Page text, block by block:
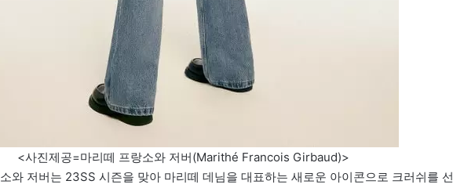
<사진제공=마리떼 프랑소와 저버(Marithé Francois Girbaud)>
와 저버는 23SS 시즌을 맞아 마리떼 데님을 대표하는 새로운 아이콘으로 크러쉬를 선